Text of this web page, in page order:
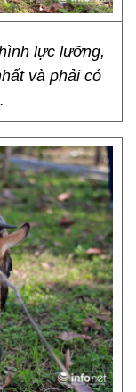
lực lưỡng,
và phải có